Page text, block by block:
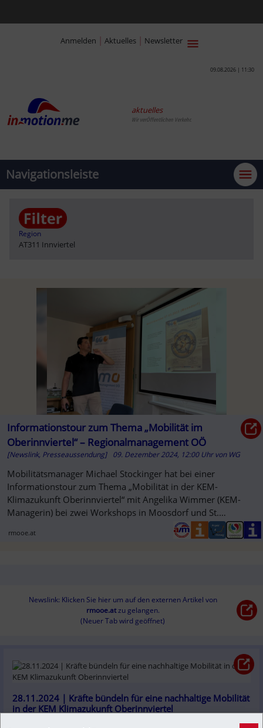
Anmelden | Aktuelles | Newsletter
09.08.2026 | 11:30
aktuelles
Wir verÖffentlichen Verkehr.
Navigationsleiste
Region
AT311 Innviertel
Informationstour zum Thema „Mobilität im
Oberinnviertel“ – Regionalmanagement OÖ
[Newslink, Presseaussendung] 09. Dezember 2024, 12:00 Uhr von WG
Mobilitätsmanager Michael Stockinger hat bei einer
Informationstour zum Thema „Mobilität in der KEM-
Klimazukunft Oberinnviertel“ mit Angelika Wimmer (KEM-
Managerin) bei zwei Workshops in Moosdorf und St.
rmooe.at
Newslink: Klicken Sie hier um auf den externen Artikel von
rmooe.at zu gelangen.
(Neuer Tab wird geöffnet)
28.11.2024 | Kräfte bündeln für eine nachhaltige Mobilität
in der KEM Klimazukunft Oberinnviertel